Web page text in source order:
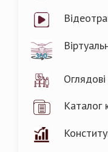
Оглядові
Каталог